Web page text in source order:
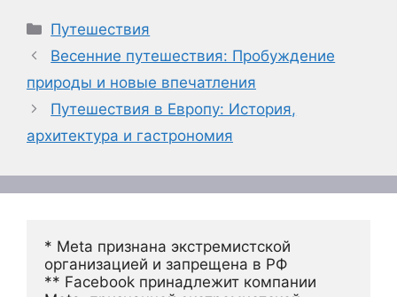
Рубрики
Путешествия
Весенние путешествия: Пробуждение
природы и новые впечатления
Путешествия в Европу: История,
архитектура и гастрономия
* Meta признана экстремистской
организацией и запрещена в РФ
** Facebook принадлежит компании